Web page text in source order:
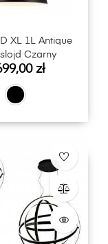
XL 1L Antique
Czarny
zł